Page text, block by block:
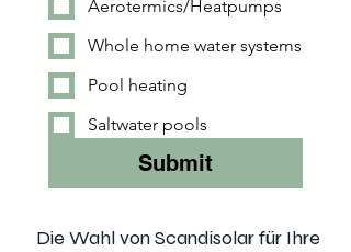
Aerotermics/Heatpumps
Whole home water systems
Pool heating
Saltwater pools
Submit
Die Wahl von Scandisolar für Ihre